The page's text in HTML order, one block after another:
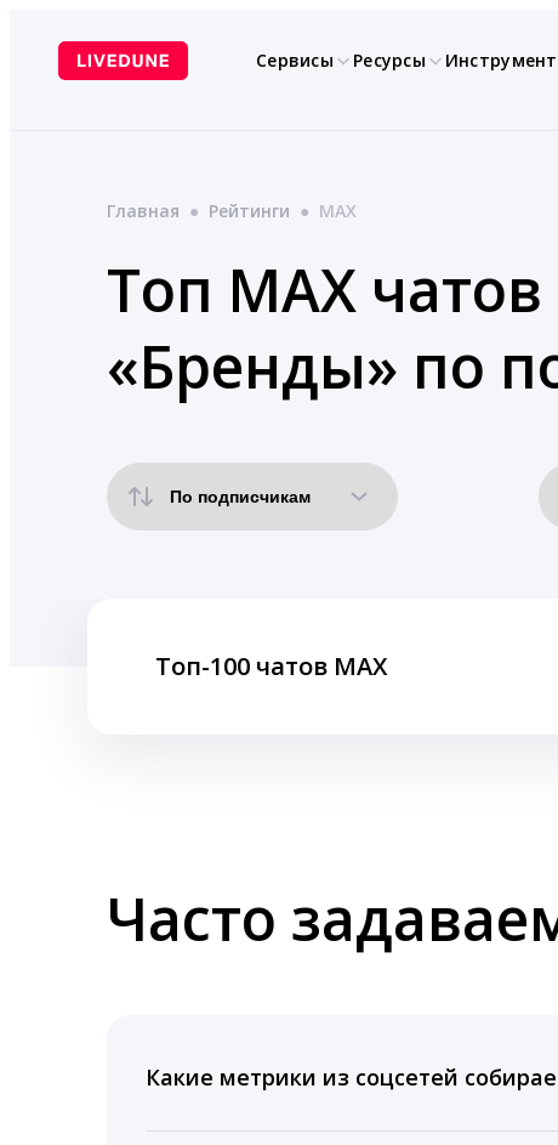
содержимому
Сервисы Ресурсы
Главная ● Рейтинги ● MAX
Топ MAX
«Бренды» по
Топ-100 чатов MAX
Часто
Какие метрики из соцсетей